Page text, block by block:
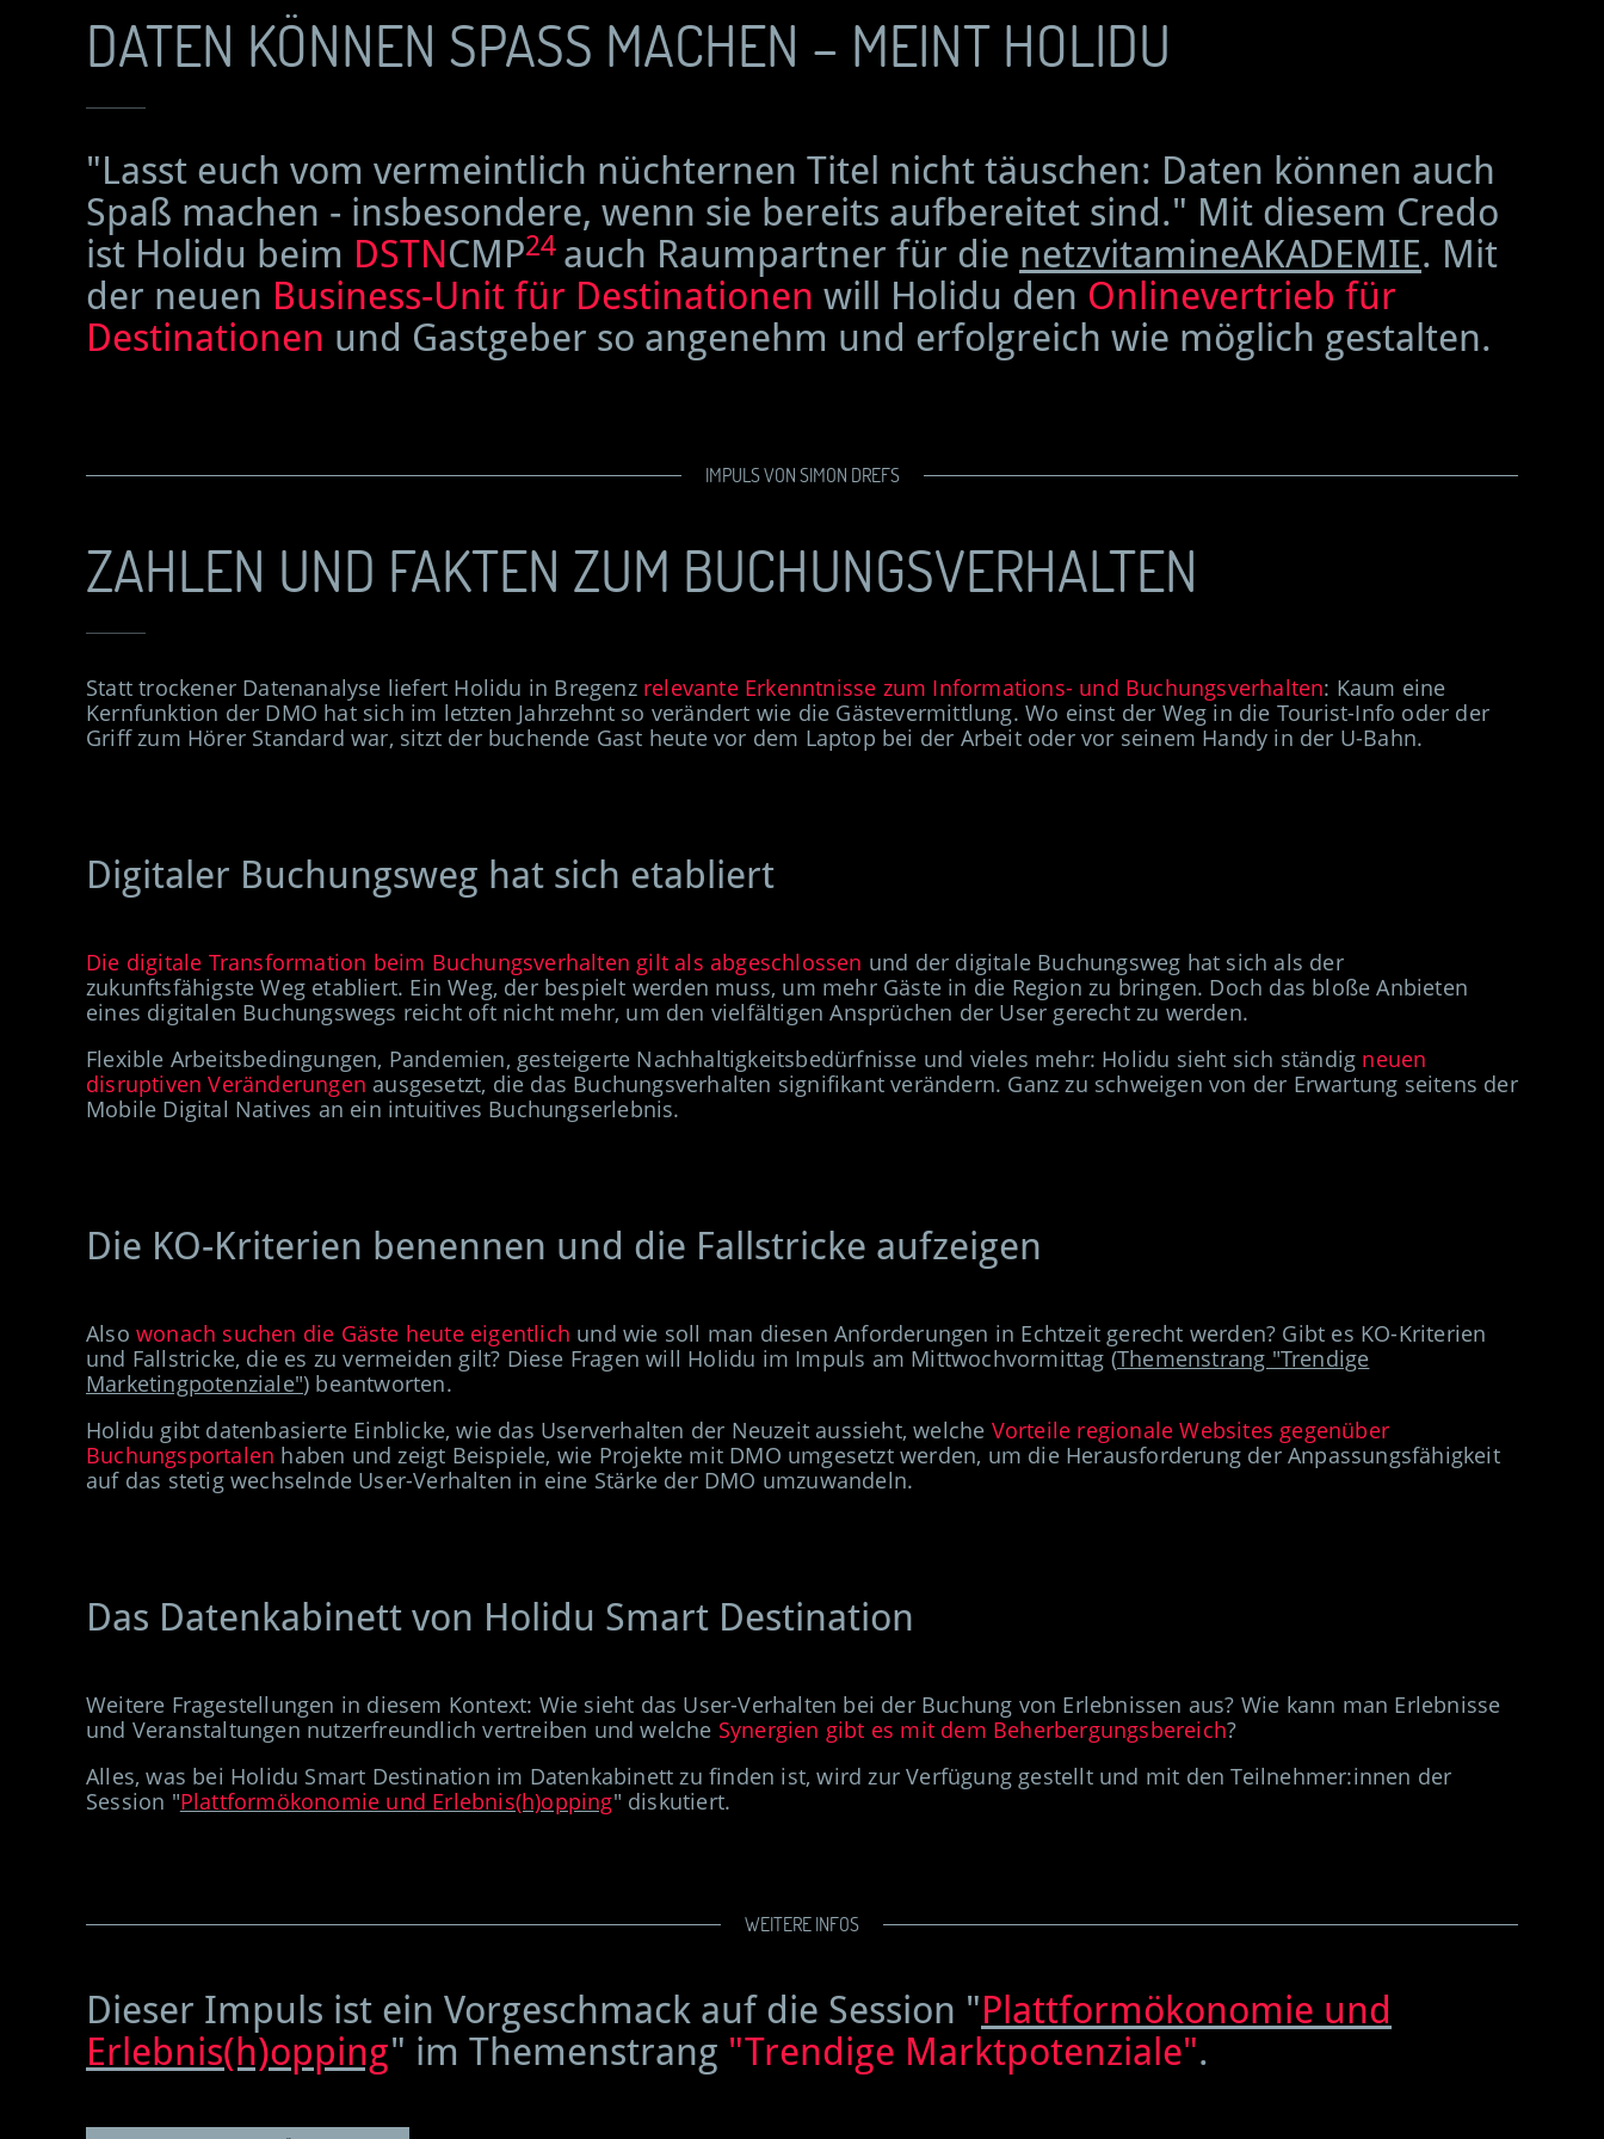
DATEN KÖNNEN SPASS MACHEN – MEINT HOLIDU
"Lasst euch vom vermeintlich nüchternen Titel nicht täuschen: Daten können auch
Spaß machen - insbesondere, wenn sie bereits aufbereitet sind." Mit diesem Credo
ist Holidu beim DSTNCMP24 auch Raumpartner für die netzvitamineAKADEMIE. Mit
der neuen Business-Unit für Destinationen will Holidu den Onlinevertrieb für
Destinationen und Gastgeber so angenehm und erfolgreich wie möglich gestalten.
IMPULS VON SIMON DREFS
ZAHLEN UND FAKTEN ZUM BUCHUNGSVERHALTEN
Statt trockener Datenanalyse liefert Holidu in Bregenz relevante Erkenntnisse zum Informations- und Buchungsverhalten: Kaum eine
Kernfunktion der DMO hat sich im letzten Jahrzehnt so verändert wie die Gästevermittlung. Wo einst der Weg in die Tourist-Info oder der
Griff zum Hörer Standard war, sitzt der buchende Gast heute vor dem Laptop bei der Arbeit oder vor seinem Handy in der U-Bahn.
Digitaler Buchungsweg hat sich etabliert
Die digitale Transformation beim Buchungsverhalten gilt als abgeschlossen und der digitale Buchungsweg hat sich als der
zukunftsfähigste Weg etabliert. Ein Weg, der bespielt werden muss, um mehr Gäste in die Region zu bringen. Doch das bloße Anbieten
eines digitalen Buchungswegs reicht oft nicht mehr, um den vielfältigen Ansprüchen der User gerecht zu werden.
Flexible Arbeitsbedingungen, Pandemien, gesteigerte Nachhaltigkeitsbedürfnisse und vieles mehr: Holidu sieht sich ständig neuen
disruptiven Veränderungen ausgesetzt, die das Buchungsverhalten signifikant verändern. Ganz zu schweigen von der Erwartung seitens der
Mobile Digital Natives an ein intuitives Buchungserlebnis.
Die KO-Kriterien benennen und die Fallstricke aufzeigen
Also wonach suchen die Gäste heute eigentlich und wie soll man diesen Anforderungen in Echtzeit gerecht werden? Gibt es KO-Kriterien
und Fallstricke, die es zu vermeiden gilt? Diese Fragen will Holidu im Impuls am Mittwochvormittag (Themenstrang "Trendige
Marketingpotenziale") beantworten.
Holidu gibt datenbasierte Einblicke, wie das Userverhalten der Neuzeit aussieht, welche Vorteile regionale Websites gegenüber
Buchungsportalen haben und zeigt Beispiele, wie Projekte mit DMO umgesetzt werden, um die Herausforderung der Anpassungsfähigkeit
auf das stetig wechselnde User-Verhalten in eine Stärke der DMO umzuwandeln.
Das Datenkabinett von Holidu Smart Destination
Weitere Fragestellungen in diesem Kontext: Wie sieht das User-Verhalten bei der Buchung von Erlebnissen aus? Wie kann man Erlebnisse
und Veranstaltungen nutzerfreundlich vertreiben und welche Synergien gibt es mit dem Beherbergungsbereich?
Alles, was bei Holidu Smart Destination im Datenkabinett zu finden ist, wird zur Verfügung gestellt und mit den Teilnehmer:innen der
Session "Plattformökonomie und Erlebnis(h)opping" diskutiert.
WEITERE INFOS
Dieser Impuls ist ein Vorgeschmack auf die Session "Plattformökonomie und
Erlebnis(h)opping" im Themenstrang "Trendige Marktpotenziale".